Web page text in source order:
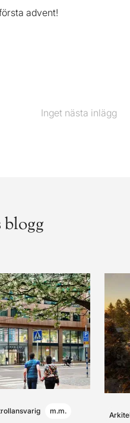
advent!
Nästa
Inget nästa inlägg
m.m.